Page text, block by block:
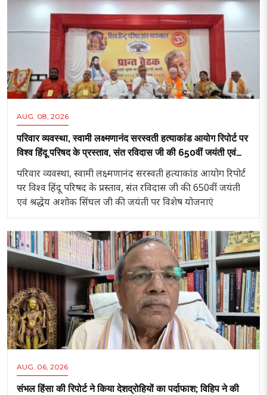
AUG. 08, 2026
परिवार व्यवस्था, स्वामी लक्ष्मणानंद सरस्वती हत्याकांड आयोग रिपोर्ट पर
विश्व हिंदू परिषद के प्रस्ताव, संत रविदास जी की 650वीं जयंती एवं
श्रद्धेय अशोक सिंघल जी की जयंती पर विशेष योजनाएं
परिवार व्यवस्था, स्वामी लक्ष्मणानंद सरस्वती हत्याकांड आयोग रिपोर्ट
पर विश्व हिंदू परिषद के प्रस्ताव, संत रविदास जी की 650वीं जयंती
एवं श्रद्धेय अशोक सिंघल जी की जयंती पर विशेष योजनाएं
AUG. 06, 2026
संभल हिंसा की रिपोर्ट ने किया देशद्रोहियों का पर्दाफाश; विहिप ने की